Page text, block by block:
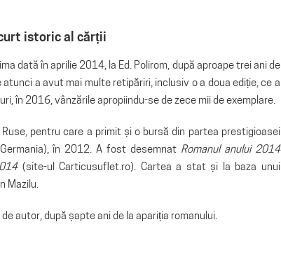
istoric al cărții
dată în aprilie 2014, la Ed. Polirom, după aproape trei ani de
a avut mai multe retipăriri, inclusiv o a doua ediție, ce a
în 2016, vânzările apropiindu-se de zece mii de exemplare.
pentru care a primit și o bursă din partea prestigioasei
în 2012. A fost desemnat Romanul anului 2014
(site-ul Carticusuflet.ro). Cartea a stat și la baza unui
Mazilu.
autor, după șapte ani de la apariția romanului.